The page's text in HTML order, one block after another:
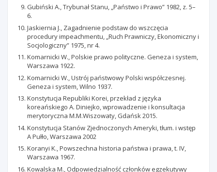
Gubiński A., Trybunał Stanu, „Państwo i Prawo” 1982, z. 5–
6.
Jaskiernia J., Zagadnienie podstaw do wszczęcia
procedury impeachmentu, „Ruch Prawniczy, Ekonomiczny i
Socjologiczny” 1975, nr 4.
Komarnicki W., Polskie prawo polityczne. Geneza i system,
Warszawa 1922.
Komarnicki W., Ustrój państwowy Polski współczesnej.
Geneza i system, Wilno 1937.
Konstytucja Republiki Korei, przekład z języka
koreańskiego A. Diniejko, wprowadzenie i konsultacja
merytoryczna M.M.Wiszowaty, Gdańsk 2015.
Konstytucja Stanów Zjednoczonych Ameryki, tłum. i wstęp
A Pułło, Warszawa 2002
Koranyi K., Powszechna historia państwa i prawa, t. IV,
Warszawa 1967.
Kowalska M., Odpowiedzialność członków egzekutywy